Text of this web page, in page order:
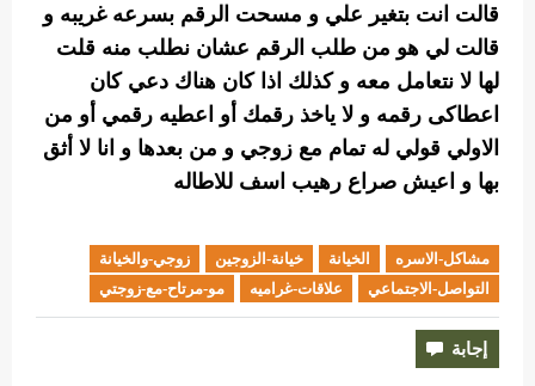
قالت انت بتغير علي و مسحت الرقم بسرعه غريبه و
قالت لي هو من طلب الرقم عشان نطلب منه قلت
لها لا نتعامل معه و كذلك اذا كان هناك دعي كان
اعطاكى رقمه و لا ياخذ رقمك أو اعطيه رقمي أو من
الاولي قولي له تمام مع زوجي و من بعدها و انا لا أثق
بها و اعيش صراع رهيب اسف للاطاله
مشاكل-الاسره الخيانة خيانة-الزوجين
زوجي-والخيانة
التواصل-الاجتماعي
علاقات-غراميه مو-مرتاح-مع-زوجتي